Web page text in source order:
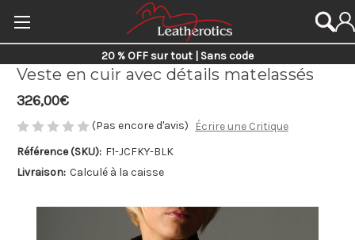
20 % OFF sur tout | Sans code
Veste en cuir avec détails matelassés
326,00€
(Pas encore d'avis)
Écrire une Critique
Référence (SKU): F1-JCFKY-BLK
Livraison: Calculé à la caisse